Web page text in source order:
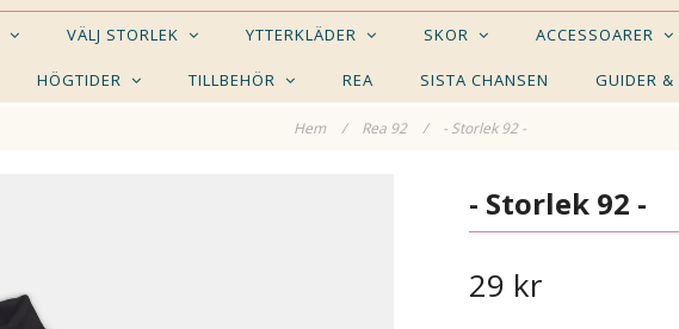
VÄLJ STORLEK YTTERKLÄDER SKOR ACCESSOARER
HÖGTIDER TILLBEHÖR REA SISTA CHANSEN GUIDER &
Hem / Rea 92 / - Storlek 92 -
KANSKE NÅGON AV DESSA PRODUKTER KAN- Storlek 92 -
29 kr